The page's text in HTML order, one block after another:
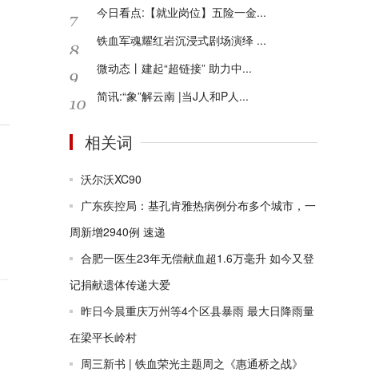
今日看点:【就业岗位】五险一金...
铁血军魂耀红岩沉浸式剧场演绎 ...
微动态丨建起“超链接” 助力中...
简讯:“象”解云南 |当J人和P人...
相关词
沃尔沃XC90
广东疾控局：基孔肯雅热病例分布多个城市，一
周新增2940例 速递
合肥一医生23年无偿献血超1.6万毫升 如今又登
记捐献遗体传递大爱
昨日今晨重庆万州等4个区县暴雨 最大日降雨量
在梁平长岭村
周三新书 | 铁血荣光主题周之《惠通桥之战》